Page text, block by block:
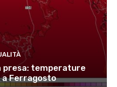
presa: temperature
Ferragosto